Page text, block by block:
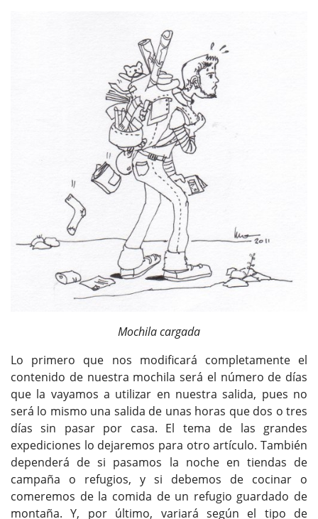
Mochila cargada
Lo primero que nos modificará completamente el
contenido de nuestra mochila será el número de días
que la vayamos a utilizar en nuestra salida, pues no
será lo mismo una salida de unas horas que dos o tres
días sin pasar por casa. El tema de las grandes
expediciones lo dejaremos para otro artículo. También
dependerá de si pasamos la noche en tiendas de
campaña o refugios, y si debemos de cocinar o
comeremos de la comida de un refugio guardado de
montaña. Y, por último, variará según el tipo de